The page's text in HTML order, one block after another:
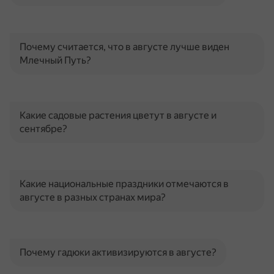
Почему считается, что в августе лучше виден
Млечный Путь?
Какие садовые растения цветут в августе и
сентябре?
Какие национальные праздники отмечаются в
августе в разных странах мира?
Почему гадюки активизируются в августе?